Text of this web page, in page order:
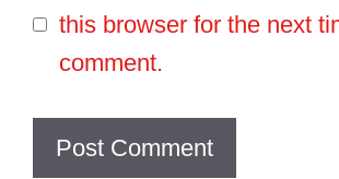
this browser for the next
comment.